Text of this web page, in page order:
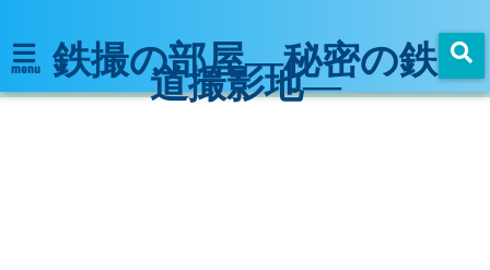
menu 鉄撮の部屋―秘密の鉄
道撮影地―